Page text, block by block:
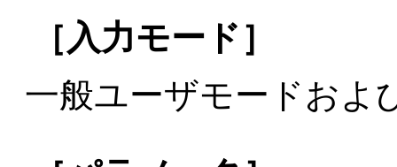
［入力モード］
一般ユーザモードおよ